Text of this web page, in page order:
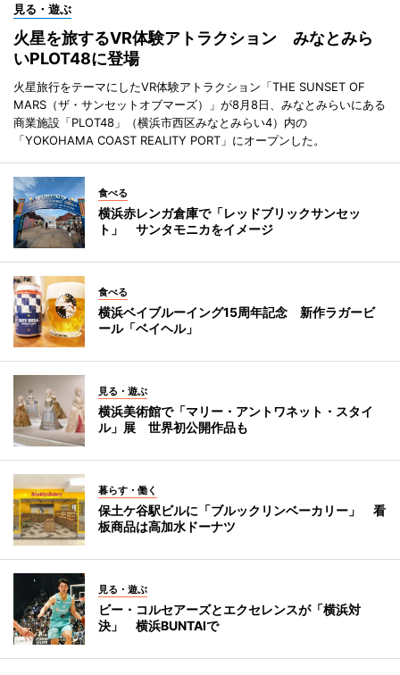
見る・遊ぶ
火星を旅するVR体験アトラクション みなとみら
いPLOT48に登場
火星旅行をテーマにしたVR体験アトラクション「THE SUNSET OF
MARS（ザ・サンセットオブマーズ）」が8月8日、みなとみらいにある
商業施設「PLOT48」（横浜市西区みなとみらい4）内の
「YOKOHAMA COAST REALITY PORT」にオープンした。
食べる
横浜赤レンガ倉庫で「レッドブリックサンセッ
ト」 サンタモニカをイメージ
食べる
横浜ベイブルーイング15周年記念 新作ラガービ
ール「ベイヘル」
見る・遊ぶ
横浜美術館で「マリー・アントワネット・スタイ
ル」展 世界初公開作品も
暮らす・働く
保土ケ谷駅ビルに「ブルックリンベーカリー」 看
板商品は高加水ドーナツ
見る・遊ぶ
ビー・コルセアーズとエクセレンスが「横浜対
決」 横浜BUNTAIで